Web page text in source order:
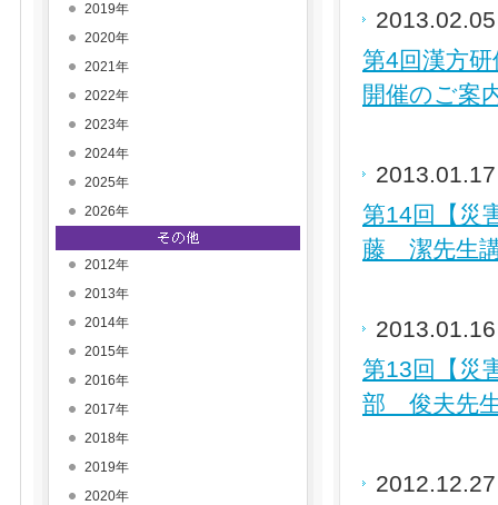
第4回漢方
開催のご案
第14回【災
藤 潔先生
第13回【災
部 俊夫先
2019年
2020年
2021年
2022年
2023年
2024年
2025年
2026年
2012年
2013年
2014年
2015年
2016年
2017年
2018年
2019年
2020年